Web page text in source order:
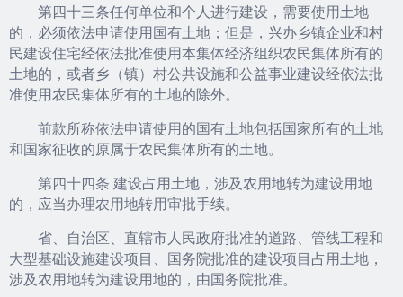
第四十三条任何单位和个人进行建设，需要使用土地
的，必须依法申请使用国有土地；但是，兴办乡镇企业和村
民建设住宅经依法批准使用本集体经济组织农民集体所有的
土地的，或者乡（镇）村公共设施和公益事业建设经依法批
准使用农民集体所有的土地的除外。
前款所称依法申请使用的国有土地包括国家所有的土地
和国家征收的原属于农民集体所有的土地。
第四十四条 建设占用土地，涉及农用地转为建设用地
的，应当办理农用地转用审批手续。
省、自治区、直辖市人民政府批准的道路、管线工程和
大型基础设施建设项目、国务院批准的建设项目占用土地，
涉及农用地转为建设用地的，由国务院批准。